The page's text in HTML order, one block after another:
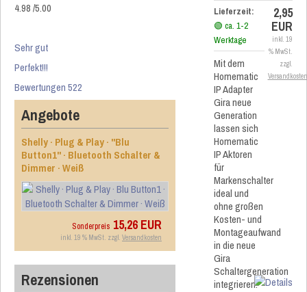
4.98/5.00
Sehr gut
Perfekt!!!
Bewertungen 522
Angebote
Shelly · Plug & Play · "Blu
Button1" · Bluetooth Schalter &
Dimmer · Weiß
Sonderpreis 15,26 EUR
inkl. 19 % MwSt. zzgl. Versandkosten
Rezensionen
Lieferzeit:
🟢 ca. 1-2
Werktage
Mit dem
Homematic
IP Adapter
Gira neue
Generation
lassen sich
Homematic
IP Aktoren
für
Markenschalter
ideal und
ohne großen
Kosten- und
Montageaufwand
in die neue
Gira
Schaltergeneration
integrieren.
2,95
EUR
inkl. 19
% MwSt.
zzgl.
Versandkosten